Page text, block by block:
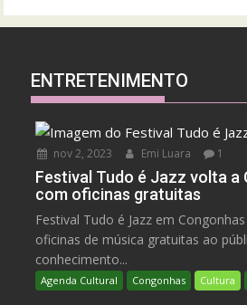
ENTRETENIMENTO
nov 2, 2023 Emi Luara 1
Festival Tudo é Jazz volta a
com oficinas gratuitas
Festival Tudo é Jazz em
oficinas de música gratuitas ao
conhecimento...
Agenda Cultural Congonhas Cultura